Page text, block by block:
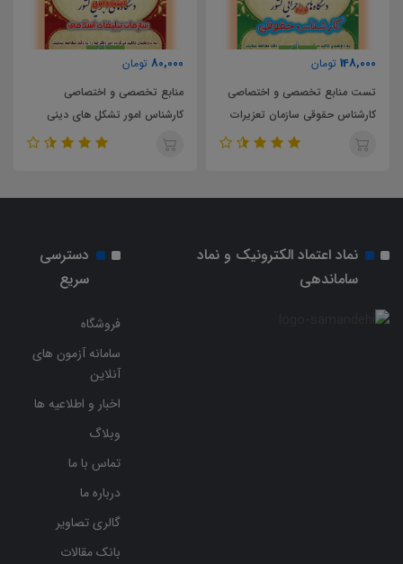
80,000 تومان
منابع تخصصی و اختصاصی
کارشناس امور تشکل های دینی
سازمان تبلیغات اسلامی
194,000 تومان
تست منابع تخصصی و اختصاصی
کارشناس امور تشکل های دینی
سازمان تبلیغات اسلامی
نماد اعتماد الکترونیک و نماد
ساماندهی
دسترسی
سریع
فروشگاه
سامانه آزمون های
آنلاین
اخبار و اطلاعیه ها
وبلاگ
تماس با ما
درباره ما
گالری تصاویر
بانک مقالات